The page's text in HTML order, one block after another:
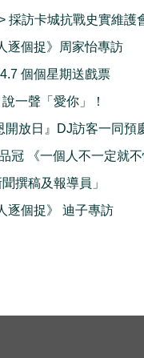
採訪卡城抗戰史實維護
逐個捉》周家怡專訪
個個星期送戲票
一聲「愛你」！
開放日』DJ訪客一同預
冠 《一個人不一定就不
撰稿及報導員」
逐個捉》 迪子專訪